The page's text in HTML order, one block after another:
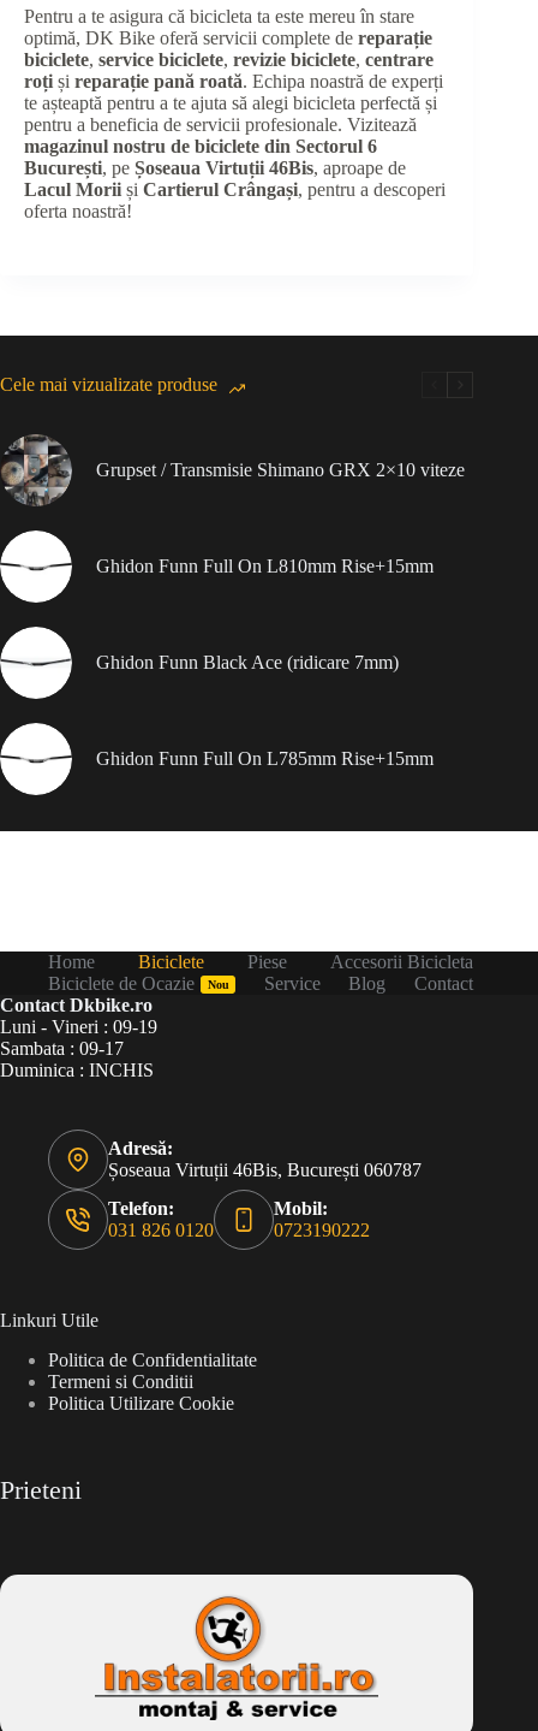
Pentru a te asigura că bicicleta ta este mereu în stare
optimă, DK Bike oferă servicii complete de reparație
biciclete, service biciclete, revizie biciclete, centrare
roți și reparație pană roată. Echipa noastră de experți
te așteaptă pentru a te ajuta să alegi bicicleta perfectă și
pentru a beneficia de servicii profesionale. Vizitează
magazinul nostru de biciclete din Sectorul 6
București, pe Șoseaua Virtuții 46Bis, aproape de
Lacul Morii și Cartierul Crângași, pentru a descoperi
oferta noastră!
Cele mai vizualizate produse
Grupset / Transmisie Shimano GRX 2×10 viteze
Ghidon Funn Full On L810mm Rise+15mm
Ghidon Funn Black Ace (ridicare 7mm)
Ghidon Funn Full On L785mm Rise+15mm
Home Biciclete Piese
Accesorii Bicicleta
Biciclete de Ocazie
Nou Service Blog
Contact
Contact Dkbike.ro
Luni - Vineri : 09-19
Sambata : 09-17
Duminica : INCHIS
Adresă:
Șoseaua Virtuții 46Bis, București 060787
Telefon:
031 826 0120
Mobil:
0723190222
Linkuri Utile
Politica de Confidentialitate
Termeni si Conditii
Politica Utilizare Cookie
Prieteni